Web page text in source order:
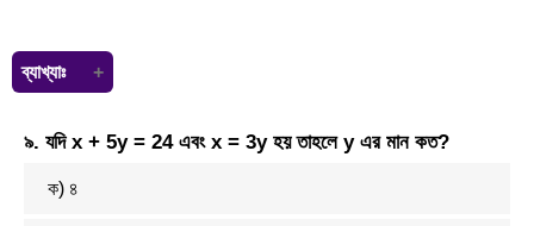
ব্যাখ্যাঃ
এখন,
১ টাকায় বাড়াতে হবে (১০÷৯০) টাকা
৯. যদি x + 5y = 24 এবং x = 3y হয় তাহলে y এর মান কত?
ক) ৪